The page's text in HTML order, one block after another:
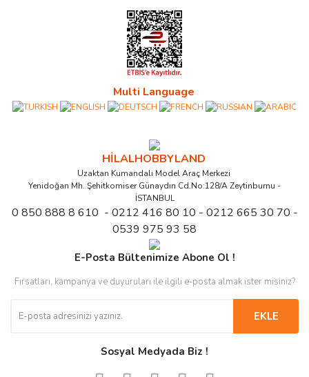
Multi Language
HİLALHOBBYLAND
Uzaktan Kumandalı Model Araç Merkezi
Yenidoğan Mh. Şehitkomiser Günaydın Cd.No:128/A Zeytinburnu -
İSTANBUL
0 850 888 8 610 - 0212 416 80 10 - 0212 665 30 70 -
0539 975 93 58
E-Posta Bültenimize Abone Ol !
Fırsatları, kampanya ve duyuruları ile ilgili e-posta almak ister misiniz?
EKLE
Sosyal Medyada Biz !